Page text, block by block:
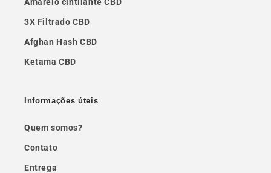
3X Filtrado CBD
Afghan Hash CBD
Ketama CBD
Informações úteis
Quem somos?
Contato
Entrega